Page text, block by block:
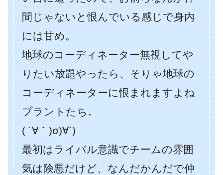
間じゃないと恨んでいる感じで身内
には甘め。
地球のコーディネーター無視してや
りたい放題やったら、そりゃ地球の
コーディネーターに恨まれますよね
プラントたち。
( ´∀｀)σ)∀`)
最初はライバル意識でチームの雰囲
気は険悪だけど、なんだかんだで仲